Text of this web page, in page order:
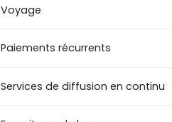
Voyage
Paiements récurrents
Services de diffusion en continu